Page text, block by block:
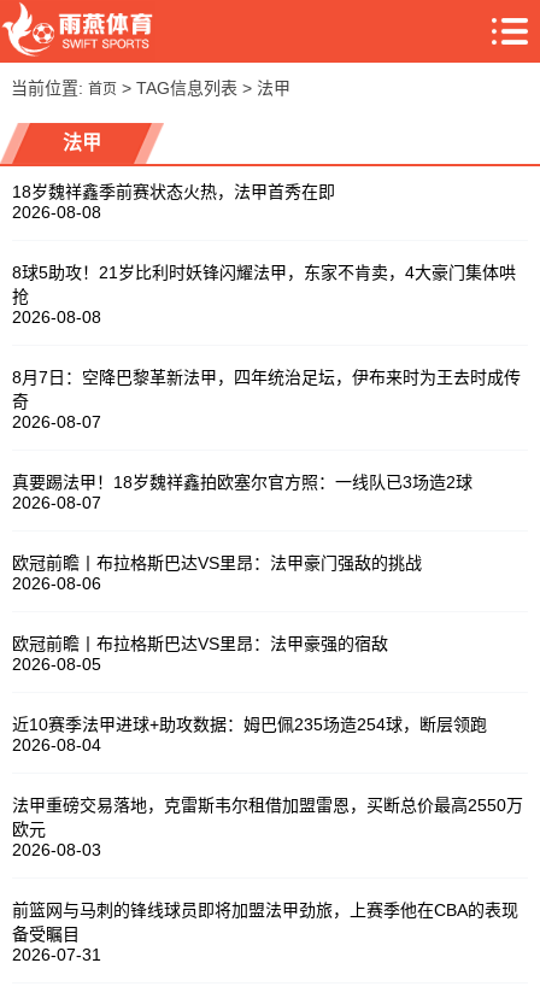
当前位置: 首页> TAG信息列表 > 法甲
法甲
18岁魏祥鑫季前赛状态火热，法甲首秀在即
2026-08-08
8球5助攻！21岁比利时妖锋闪耀法甲，东家不肯卖，4大豪门集体哄
抢
2026-08-08
8月7日：空降巴黎革新法甲，四年统治足坛，伊布来时为王去时成传
奇
2026-08-07
真要踢法甲！18岁魏祥鑫拍欧塞尔官方照：一线队已3场造2球
2026-08-07
欧冠前瞻丨布拉格斯巴达VS里昂：法甲豪门强敌的挑战
2026-08-06
欧冠前瞻丨布拉格斯巴达VS里昂：法甲豪强的宿敌
2026-08-05
近10赛季法甲进球+助攻数据：姆巴佩235场造254球，断层领跑
2026-08-04
法甲重磅交易落地，克雷斯韦尔租借加盟雷恩，买断总价最高2550万
欧元
2026-08-03
前篮网与马刺的锋线球员即将加盟法甲劲旅，上赛季他在CBA的表现
备受瞩目
2026-07-31